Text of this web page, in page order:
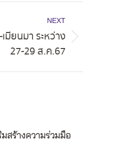
NEXT
ยนมา ระหว่าง
27-29 ส.ค.67
มสร้างความร่วมมือ